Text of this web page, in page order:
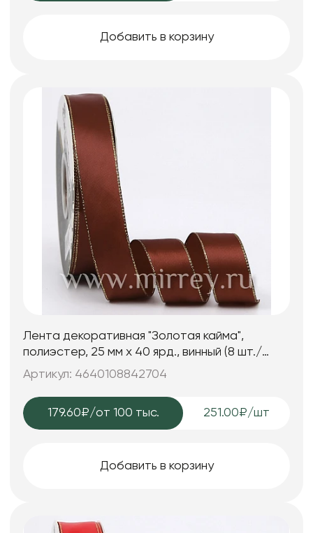
Добавить в корзину
Лента декоративная "Золотая кайма",
полиэстер, 25 мм х 40 ярд., винный (8 шт./
упак.)
Артикул: 4640108842704
179.60₽/от 100 тыс. 251.00₽/шт
Добавить в корзину